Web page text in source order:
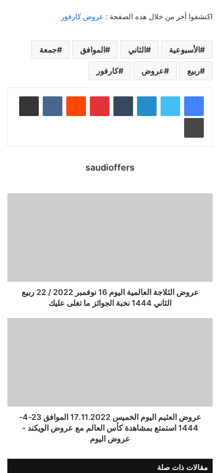
اكتشفوا أخر من خلال هده الصفحة : عروض كارفور
الأسبوعية الثاني الموافق جمعة
ربيع عروض كارفور
لينكدإن بينتيريست
saudioffers
عروض الثلاجة العالمية اليوم 16 نوفمبر 2022 / 22 ربيع
الثاني 1444 نخبة الجوائز ما تغلى عليك
عروض العثيم اليوم الخميس 17.11.2022 الموافق 23-4-
1444 استمتع بمشاهدة كأس العالم مع عروض الويكند -
عروض اليوم
مقالات ذات صلة